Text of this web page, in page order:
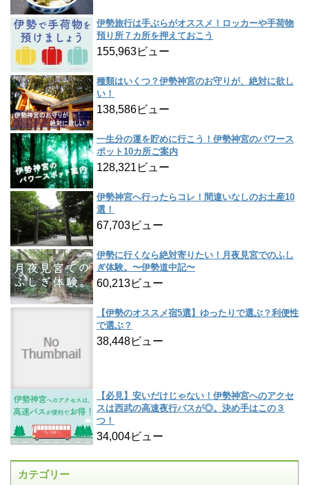
伊勢旅行は手ぶらがオススメ！ロッカーや手荷物
預り所７カ所を押えておこう
155,963ビュー
種類はいくつ？伊勢神宮のお守りが、絶対に欲し
い！
138,586ビュー
一生分の運を貯めに行こう！伊勢神宮のパワース
ポット10カ所ご案内
128,321ビュー
伊勢神宮へ行ったらコレ！間違いなしのお土産10
選！
67,703ビュー
伊勢に行くなら絶対寄りたい！月夜見宮でのふし
ぎ体験。〜伊勢道中記〜
60,213ビュー
【伊勢のオススメ宿5選】ゆったりで選ぶ？利便性
で選ぶ？
38,448ビュー
【必見】安いだけじゃない！伊勢神宮へのアクセ
スは西武の高速夜行バスが◎。決め手はこの３
つ！
34,004ビュー
カテゴリー